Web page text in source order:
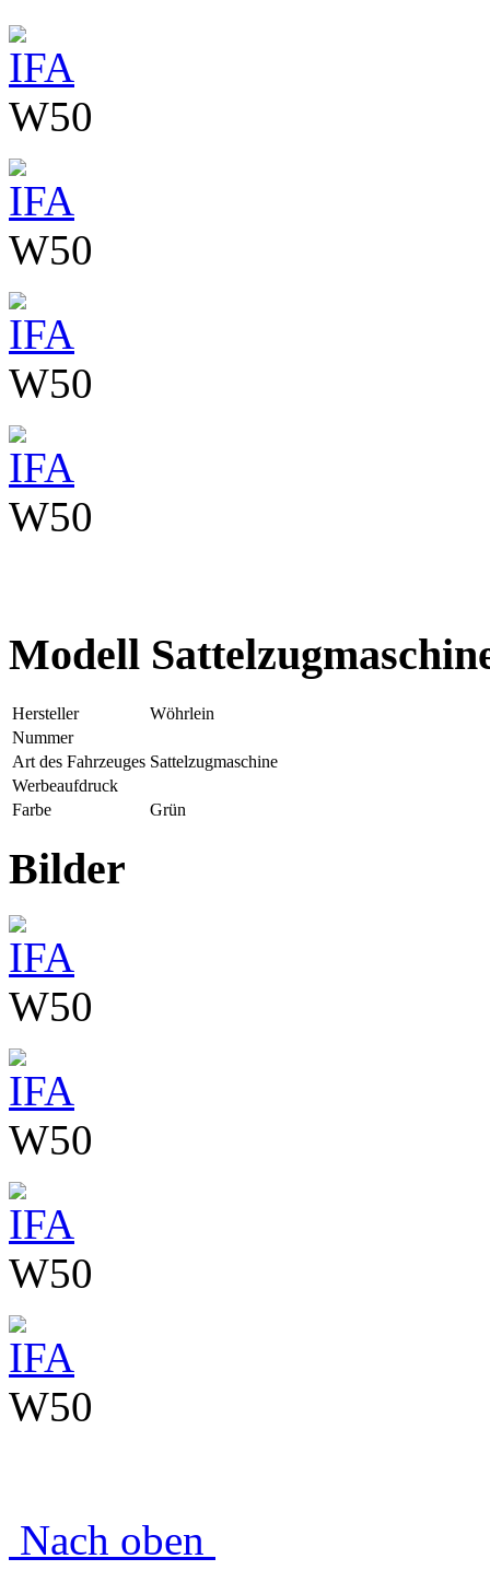
W50
W50
W50
W50
Modell
Hersteller
Wöhrlein
Nummer
Art des Fahrzeuges Sattelzugmaschine
Werbeaufdruck
Farbe
Grün
Bilder
W50
W50
W50
W50
Nach oben